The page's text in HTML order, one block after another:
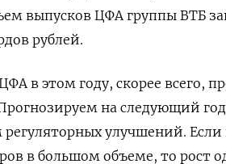
выпусков ЦФА группы ВТБ
рублей.
в этом году, скорее всего,
на следующий
регуляторных улучшений.
в большом объеме, то рост